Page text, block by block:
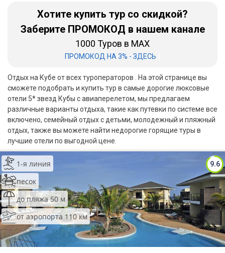
Хотите купить тур со скидкой?
Заберите ПРОМОКОД в нашем канале
1000 Туров в MAX
ПРОМОКОД НА 3% - ЗДЕСЬ
Отдых на Кубе от всех туроператоров . На этой странице вы
сможете подобрать и купить тур в самые дорогие люксовые
отели 5* звезд Кубы с авиаперелетом, мы предлагаем
различные варианты отдыха, такие как путевки по системе все
включено, семейный отдых с детьми, молодежный и пляжный
отдых, также вы можете найти недорогие горящие туры в
лучшие отели по выгодной цене.
9.6
1-я линия
песок
до пляжа 50 м
от аэропорта 110 км
Северный Гоа
Южный Гоа
Занзибар
Абхазия
Большой Сочи
Кав Мин Воды
Экскурсионные туры
VIP отели 5 звезд
ТОП 10 лучших отелей 5*